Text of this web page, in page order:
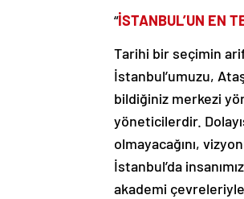
“İSTANBUL’UN EN
Tarihi bir seçimin
İstanbul’umuzu,
bildiğiniz merkezi
yöneticilerdir.
olmayacağını,
İstanbul’da
akademi